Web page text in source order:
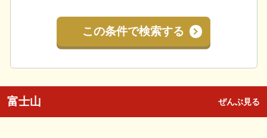
この条件で検索する
富士山 ぜんぶ見る